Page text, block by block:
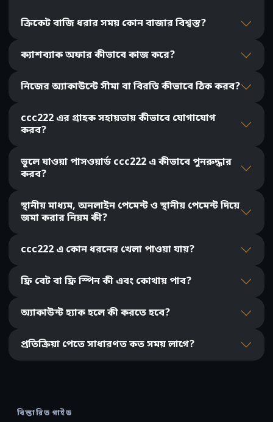
ক্রিকেট বাজি ধরার সময় কোন বাজার বিশ্বস্ত?
ক্যাশব্যাক অফার কীভাবে কাজ করে?
নিজের অ্যাকাউন্টে সীমা বা বিরতি কীভাবে ঠিক করব?
ccc222 এর গ্রাহক সহায়তায় কীভাবে যোগাযোগ
করব?
ভুলে যাওয়া পাসওয়ার্ড ccc222 এ কীভাবে পুনরুদ্ধার
করব?
স্থানীয় মাধ্যম, অনলাইন পেমেন্ট ও স্থানীয় পেমেন্ট দিয়ে
জমা করার নিয়ম কী?
ccc222 এ কোন ধরনের খেলা পাওয়া যায়?
ফ্রি বেট বা ফ্রি স্পিন কী এবং কোথায় পাব?
অ্যাকাউন্ট হ্যাক হলে কী করতে হবে?
প্রতিক্রিয়া পেতে সাধারণত কত সময় লাগে?
বিস্তারিত গাইড